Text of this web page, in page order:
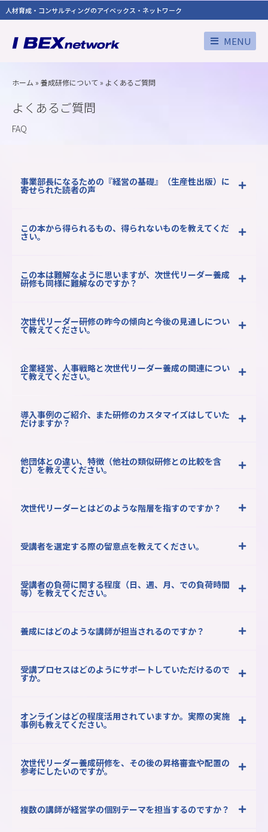
人材育成・コンサルティングのアイベックス・ネットワーク
MENU
ホーム » 養成研修について » よくあるご質問
よくあるご質問
FAQ
事業部長になるための『経営の基礎』（生産性出版）に
寄せられた読者の声
この本から得られるもの、得られないものを教えてくだ
さい。
この本は難解なように思いますが、次世代リーダー養成
研修も同様に難解なのですか？
次世代リーダー研修の昨今の傾向と今後の見通しについ
て教えてください。
企業経営、人事戦略と次世代リーダー養成の関連につい
て教えてください。
導入事例のご紹介、また研修のカスタマイズはしていた
だけますか？
他団体との違い、特徴（他社の類似研修との比較を含
む）を教えてください。
次世代リーダーとはどのような階層を指すのですか？
受講者を選定する際の留意点を教えてください。
受講者の負荷に関する程度（日、週、月、での負荷時間
等）を教えてください。
養成にはどのような講師が担当されるのですか？
受講プロセスはどのようにサポートしていただけるので
すか。
オンラインはどの程度活用されていますか。実際の実施
事例も教えてください。
次世代リーダー養成研修を、その後の昇格審査や配置の
参考にしたいのですが。
複数の講師が経営学の個別テーマを担当するのですか？